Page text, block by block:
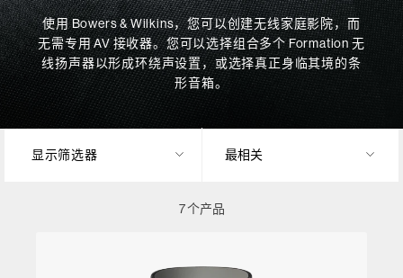
使用 Bowers & Wilkins，您可以创建无线家庭影院，而
无需专用 AV 接收器。您可以选择组合多个 Formation 无
线扬声器以形成环绕声设置，或选择真正身临其境的条
形音箱。
显示筛选器
7 个产品